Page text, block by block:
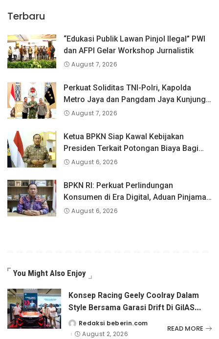
Terbaru
“Edukasi Publik Lawan Pinjol Ilegal” PWI
dan AFPI Gelar Workshop Jurnalistik
August 7, 2026
Perkuat Soliditas TNI-Polri, Kapolda
Metro Jaya dan Pangdam Jaya Kunjungi
Dankorps Brimob Polri
August 7, 2026
Ketua BPKN Siap Kawal Kebijakan
Presiden Terkait Potongan Biaya Bagi
Penyandang Disabilitas
August 6, 2026
BPKN RI: Perkuat Perlindungan
Konsumen di Era Digital, Aduan Pinjaman
Online Masih Menjadi Perhatian Serius
August 6, 2026
You Might Also Enjoy
Konsep Racing Geely Coolray Dalam
Style Bersama Garasi Drift Di GiIAS
2026.
Posted
by
Redaksi beberin.com
August 2, 2026
READ MORE